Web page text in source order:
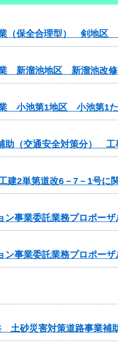
業（保全合理型） 剣地区
業 新溜池地区 新溜池改
業 小池第1地区 小池第1
（交通安全対策分） 工
2単第道改6－7－1号に
事業委託業務プロポーザ
事業委託業務プロポーザ
土砂災害対策道路事業補